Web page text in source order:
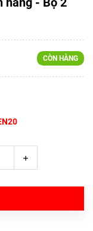
CÒN HÀNG